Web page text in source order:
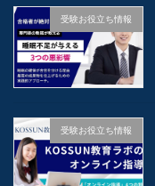
受験お役立ち情報
受験お役立ち情報